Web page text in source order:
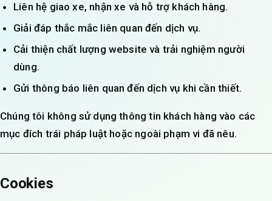
Liên hệ giao xe, nhận xe và hỗ trợ khách hàng.
Giải đáp thắc mắc liên quan đến dịch vụ.
Cải thiện chất lượng website và trải nghiệm người
dùng.
Gửi thông báo liên quan đến dịch vụ khi cần thiết.
Chúng tôi không sử dụng thông tin khách hàng vào các
mục đích trái pháp luật hoặc ngoài phạm vi đã nêu.
Cookies